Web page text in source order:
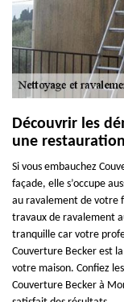
Découvrir les
une
Si vous embauchez
façade, elle s’occupe
au ravalement de votre
travaux de ravalement
tranquille car votre
Couverture Becker est
votre maison. Confiez
Couverture Becker à